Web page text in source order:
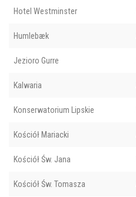
Hotel Westminster
Humlebæk
Jezioro Gurre
Kalwaria
Konserwatorium Lipskie
Kościół Mariacki
Kościół Św. Jana
Kościół Św. Tomasza